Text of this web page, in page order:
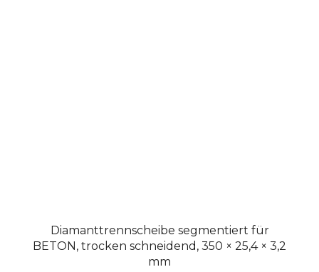
Diamanttrennscheibe segmentiert für
BETON, trocken schneidend, 350 × 25,4 × 3,2
mm